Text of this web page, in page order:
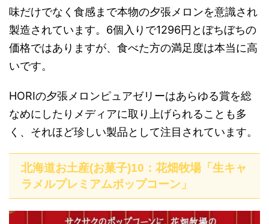
味だけでなく食感まで本物の夕張メロンを意識され
製造されています。6個入りで1296円とぼちぼちの
価格ではありますが、食べた方の満足度は本当に高
いです。
HORIの夕張メロンピュアゼリーはあらゆる賞を総
なめにしたりメディアに取り上げられることも多
く、それほど珍しい製品として注目されています。
北海道お土産(お菓子)10：花畑牧場「生キャ
ラメルプレミアムポップコーン」